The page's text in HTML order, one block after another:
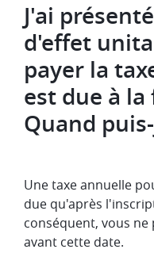
J'ai
d'effet
payer la
est due à
Quand
Une taxe annuelle
due qu'après
conséquent, vous
avant cette date.